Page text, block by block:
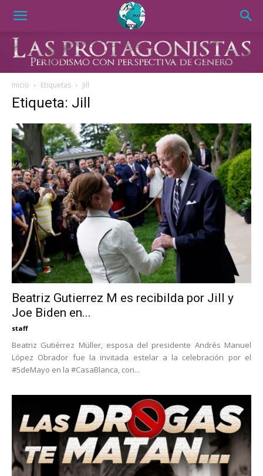
Inicio Etiquetas Jill
Etiqueta: Jill
Beatriz Gutierrez M es recibilda por Jill y
Joe Biden en...
staff
Beatriz Gutiérrez Müller, esposa del presidente Andrés Manuel
López Obrador fue la invitada estelar a la celebración por el
#5deMayo en la #CasaBlanca, con...